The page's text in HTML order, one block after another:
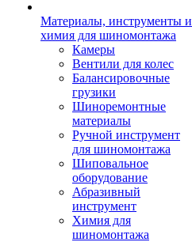
Материалы, инструменты и
химия для шиномонтажа
Камеры
Вентили для колес
Балансировочные
грузики
Шиноремонтные
материалы
Ручной инструмент
для шиномонтажа
Шиповальное
оборудование
Абразивный
инструмент
Химия для
шиномонтажа